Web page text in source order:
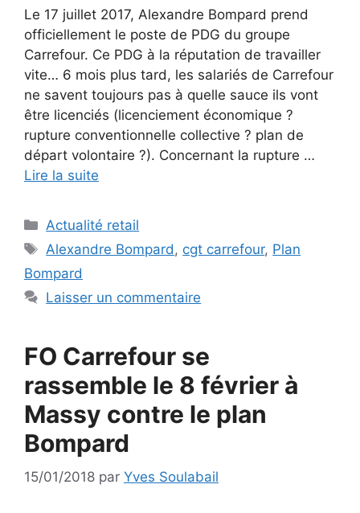
Le 17 juillet 2017, Alexandre Bompard prend
officiellement le poste de PDG du groupe
Carrefour. Ce PDG à la réputation de travailler
vite… 6 mois plus tard, les salariés de Carrefour
ne savent toujours pas à quelle sauce ils vont
être licenciés (licenciement économique ?
rupture conventionnelle collective ? plan de
départ volontaire ?). Concernant la rupture …
Lire la suite
Catégories
Actualité retail
Étiquettes
Alexandre Bompard, cgt carrefour, Plan
Bompard
Laisser un commentaire
FO Carrefour se
rassemble le 8 février à
Massy contre le plan
Bompard
15/01/2018 par Yves Soulabail